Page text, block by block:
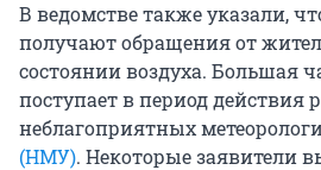
В ведомстве также указали,
получают обращения от
состоянии воздуха. Большая
поступает в период действия
неблагоприятных
(НМУ). Некоторые заявители